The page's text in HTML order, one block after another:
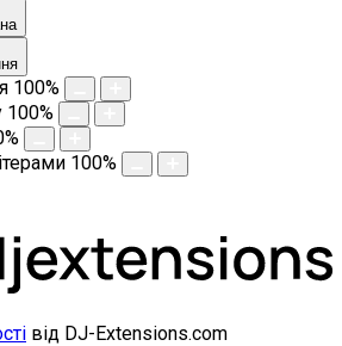
100%
100%
%
100%
від DJ-Extensions.com